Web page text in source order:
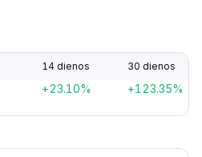
14 dienos 30 dienos
+23.10% +123.35%